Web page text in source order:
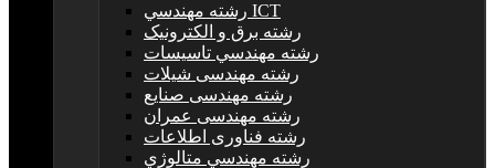
رشته مهندسي ICT
رشته برق و الکترونيک
رشته مهندسي تاسيسات
رشته مهندسی شیلات
رشته مهندسی صنایع
رشته مهندسی عمران
رشته فناوری اطلاعات
رشته مهندسي متالوژي